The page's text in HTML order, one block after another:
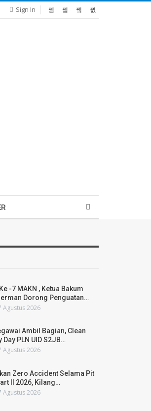
Sign In
-7 MAKN , Ketua Bakum
Dorong Penguatan…
Agustus 2026
Ambil Bagian, Clean
Day PLN UID S2JB…
Agustus 2026
Zero Accident Selama Pit
II 2026, Kilang…
Agustus 2026